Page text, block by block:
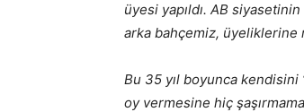
üyesi yapıldı. AB
arka bahçemiz, üyeliklerine
Bu 35 yıl boyunca kendisini
oy vermesine hiç